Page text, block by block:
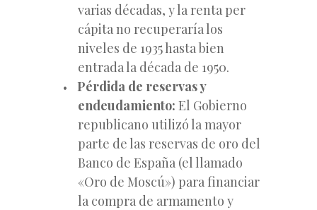
varias décadas, y la renta per
cápita no recuperaría los
niveles de 1935 hasta bien
entrada la década de 1950.
Pérdida de reservas y
endeudamiento: El Gobierno
republicano utilizó la mayor
parte de las reservas de oro del
Banco de España (el llamado
«Oro de Moscú») para financiar
la compra de armamento y